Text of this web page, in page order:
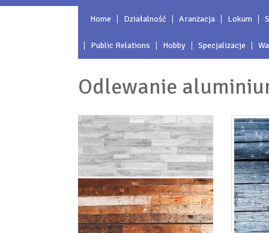
Home Działalność Aranżacja Lokum
Public Relations Hobby Specjalizacje
Odlewanie